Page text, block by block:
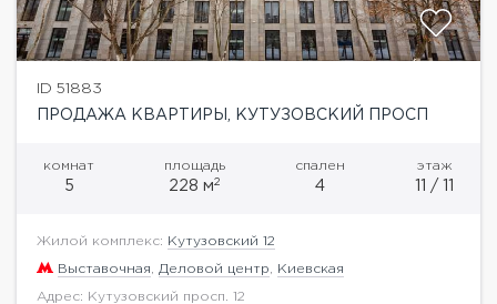
ID 51883
ПРОДАЖА КВАРТИРЫ, КУТУЗОВСКИЙ ПРОСП
комнат
5
площадь
228 м2
спален
4
этаж
11 / 11
Жилой комплекс: Кутузовский 12
Выставочная Деловой центр Киевская
Адрес: Кутузовский просп. 12